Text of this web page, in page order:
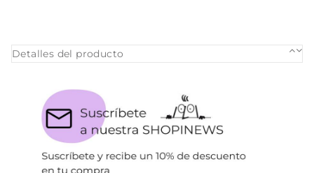
Detalles del producto